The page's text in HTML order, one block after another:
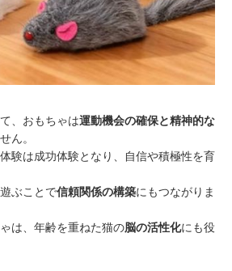
、おもちゃは運動機会の確保と精神的な
ん。
験は成功体験となり、自信や積極性を育
ぶことで信頼関係の構築にもつながりま
は、年齢を重ねた猫の脳の活性化にも役